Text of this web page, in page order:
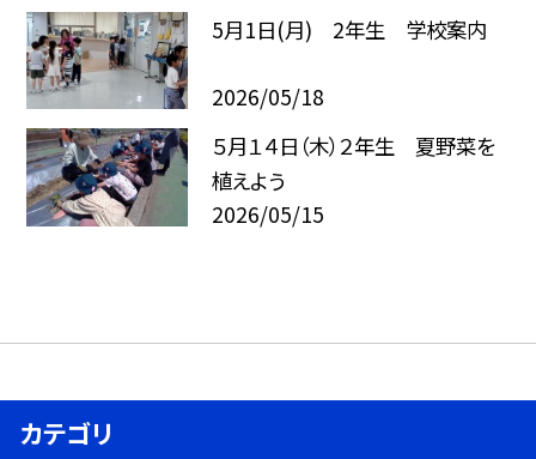
5月1日(月) 2年生 学校案内
2026/05/18
５月１４日（木）２年生 夏野菜を
植えよう
2026/05/15
カテゴリ